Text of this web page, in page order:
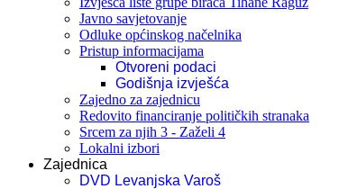
Javno savjetovanje
Odluke općinskog načelnika
Pristup informacijama
Otvoreni podaci
Godišnja izvješća
Zajedno za zajednicu
Redovito financiranje političkih stranaka
Srcem za njih 3 - Zaželi 4
Lokalni izbori
Zajednica
DVD Levanjska Varoš